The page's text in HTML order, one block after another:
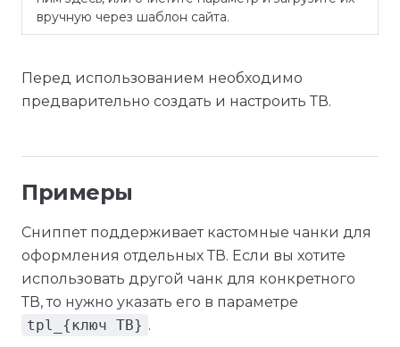
вручную через шаблон сайта.
Перед использованием необходимо
предварительно создать и настроить ТВ.
Примеры
Сниппет поддерживает кастомные чанки для
оформления отдельных ТВ. Если вы хотите
использовать другой чанк для конкретного
ТВ, то нужно указать его в параметре
tpl_{ключ ТВ} .